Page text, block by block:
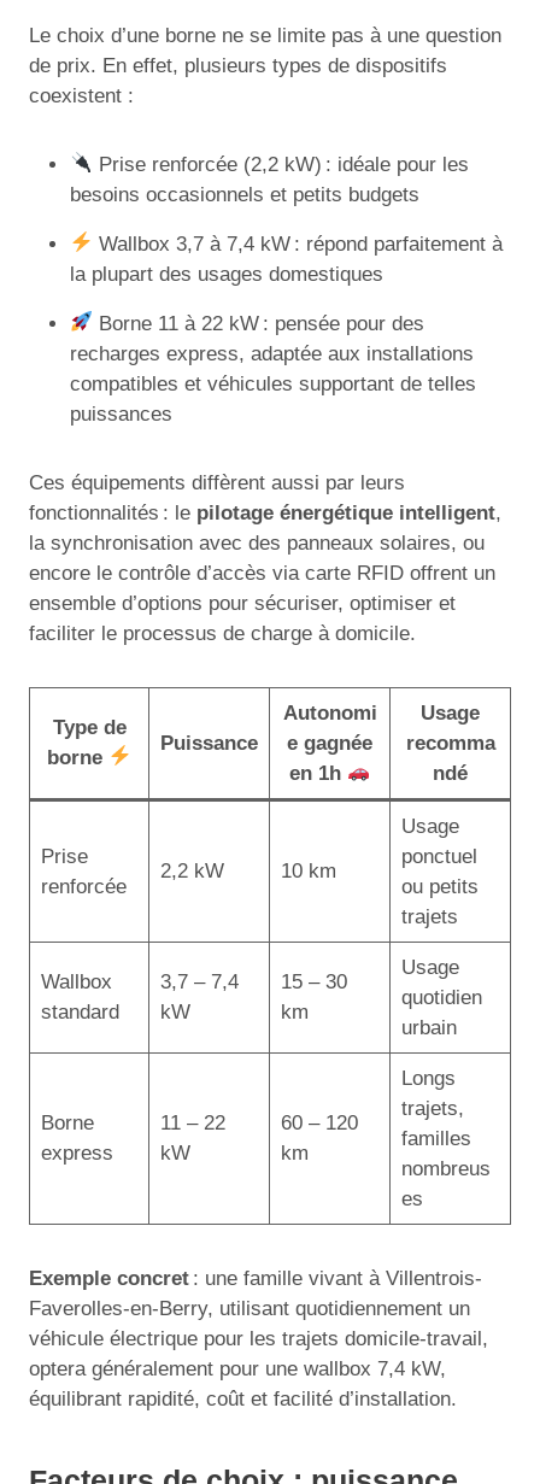
Le choix d’une borne ne se limite pas à une question
de prix. En effet, plusieurs types de dispositifs
coexistent :
Prise renforcée (2,2 kW) : idéale pour les
besoins occasionnels et petits budgets
Wallbox 3,7 à 7,4 kW : répond parfaitement à
la plupart des usages domestiques
Borne 11 à 22 kW : pensée pour des
recharges express, adaptée aux installations
compatibles et véhicules supportant de telles
puissances
Ces équipements diffèrent aussi par leurs
fonctionnalités : le pilotage énergétique intelligent,
la synchronisation avec des panneaux solaires, ou
encore le contrôle d’accès via carte RFID offrent un
ensemble d’options pour sécuriser, optimiser et
faciliter le processus de charge à domicile.
Type de
borne
Puissance
Autonomi
e gagnée
en 1h
Usage
recomma
ndé
Prise
renforcée
2,2 kW 10 km
Usage
ponctuel
ou petits
trajets
Wallbox
standard
3,7 – 7,4
kW
15 – 30
km
Usage
quotidien
urbain
Borne
express
11 – 22
kW
60 – 120
km
Longs
trajets,
familles
nombreus
es
Exemple concret : une famille vivant à Villentrois-
Faverolles-en-Berry, utilisant quotidiennement un
véhicule électrique pour les trajets domicile-travail,
optera généralement pour une wallbox 7,4 kW,
équilibrant rapidité, coût et facilité d’installation.